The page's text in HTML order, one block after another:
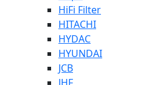
HiFi Filter
HITACHI
HYDAC
HYUNDAI
JCB